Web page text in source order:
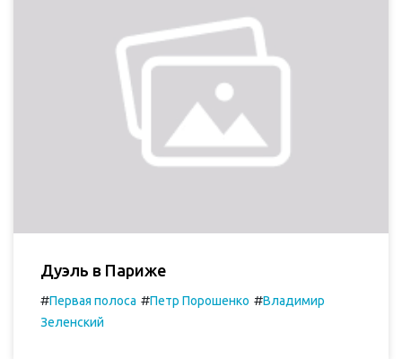
Дуэль в Париже
#Первая полоса #Петр Порошенко #Владимир
Зеленский